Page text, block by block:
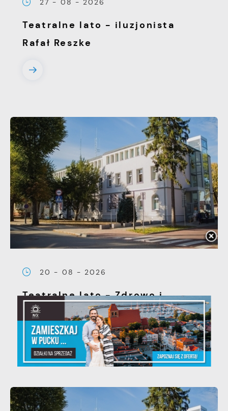
27 - 08 - 2026
Teatralne lato - iluzjonista
Rafał Reszke
20 - 08 - 2026
Teatralne lato - Zdrowo i
kolorowo
lub firm będących naszymi partnerami oraz
innych dostawców usług. Firmy te działają w
treści w postaci wiadomości, ofert,